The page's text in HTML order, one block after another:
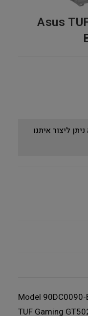
Asus
ליצור איתנו
Model
TUF Gaming